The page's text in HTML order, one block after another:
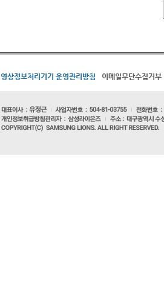
영상정보처리기기 운영관리방침 이메일무단수집거부